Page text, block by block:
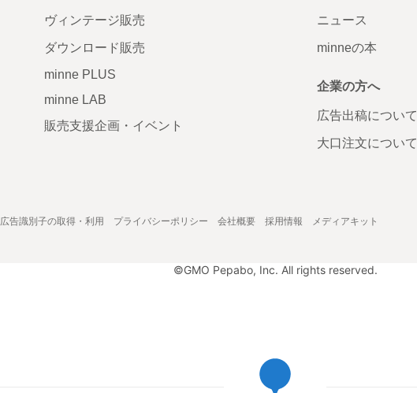
ヴィンテージ販売
ダウンロード販売
minne PLUS
minne LAB
販売支援企画・イベント
ニュース
minneの本
企業の方へ
広告出稿について
大口注文について
広告識別子の取得・利用 プライバシーポリシー 会社概要 採用情報 メディアキット
©GMO Pepabo, Inc. All rights reserved.